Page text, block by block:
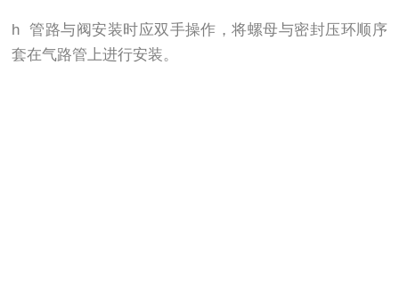
h 管路与阀安装时应双手操作，将螺母与密封压环顺序
套在气路管上进行安装。